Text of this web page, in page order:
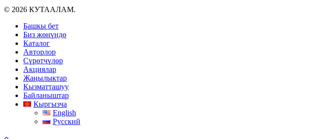
© 2026 КУТААЛАМ.
Close
Menu
Башкы бет
Биз жөнүндө
Каталог
Авторлор
Сүрөтчүлөр
Акциялар
Жаңылыктар
Кызматташуу
Байланыштар
Кыргызча
English
Русский